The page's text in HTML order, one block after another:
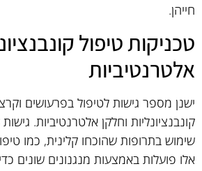
חייהן.
טכניקות טיפול
אלטרנטיביות
ישנן מספר גישות לטיפול בפרעושים
קונבנציונליות וחלקן אלטרנטיביות. גישות
שימוש בתרופות שהוכחו קלינית, כמו
אלו פועלות באמצעות מנגנונים שונים